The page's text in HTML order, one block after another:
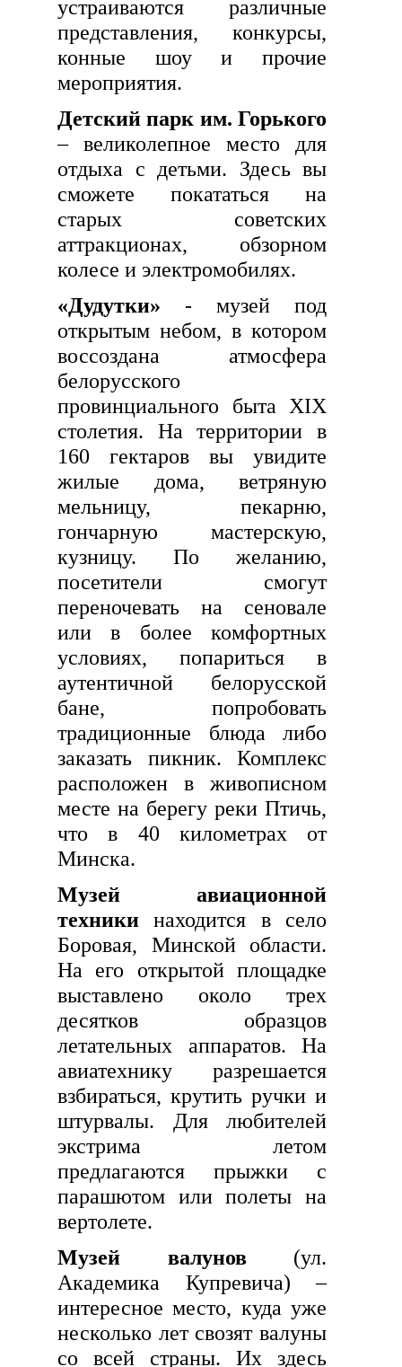
устраиваются различные
представления, конкурсы,
конные шоу и прочие
мероприятия.
Детский парк им. Горького
– великолепное место для
отдыха с детьми. Здесь вы
сможете покататься на
старых советских
аттракционах, обзорном
колесе и электромобилях.
«Дудутки» - музей под
открытым небом, в котором
воссоздана атмосфера
белорусского
провинциального быта XIX
столетия. На территории в
160 гектаров вы увидите
жилые дома, ветряную
мельницу, пекарню,
гончарную мастерскую,
кузницу. По желанию,
посетители смогут
переночевать на сеновале
или в более комфортных
условиях, попариться в
аутентичной белорусской
бане, попробовать
традиционные блюда либо
заказать пикник. Комплекс
расположен в живописном
месте на берегу реки Птичь,
что в 40 километрах от
Минска.
Музей авиационной
техники находится в село
Боровая, Минской области.
На его открытой площадке
выставлено около трех
десятков образцов
летательных аппаратов. На
авиатехнику разрешается
взбираться, крутить ручки и
штурвалы. Для любителей
экстрима летом
предлагаются прыжки с
парашютом или полеты на
вертолете.
Музей валунов(ул.
Академика Купревича) –
интересное место, куда уже
несколько лет свозят валуны
со всей страны. Их здесь